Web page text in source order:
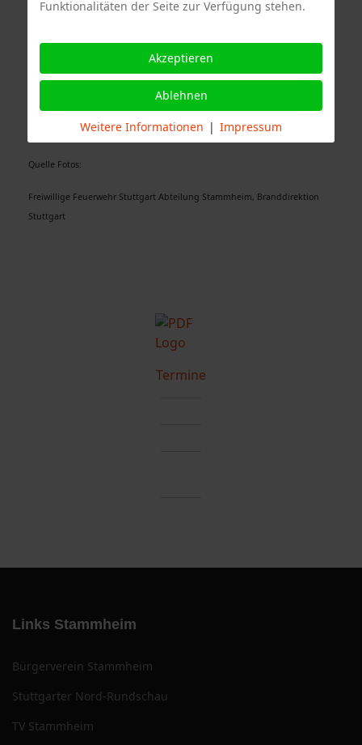
Freiwillige Feuerwehr Mühlhausen
Quelle Fotos:
Freiwillige Feuerwehr Stuttgart Abteilung Stammheim, Branddirektion
Stuttgart
Termine
Links Stammheim
Bürgerverein Stammheim
Stuttgarter Nord-Rundschau
TV Stammheim
Funktionalitäten der Seite zur Verfügung stehen.
Akzeptieren
Ablehnen
Weitere Informationen | Impressum